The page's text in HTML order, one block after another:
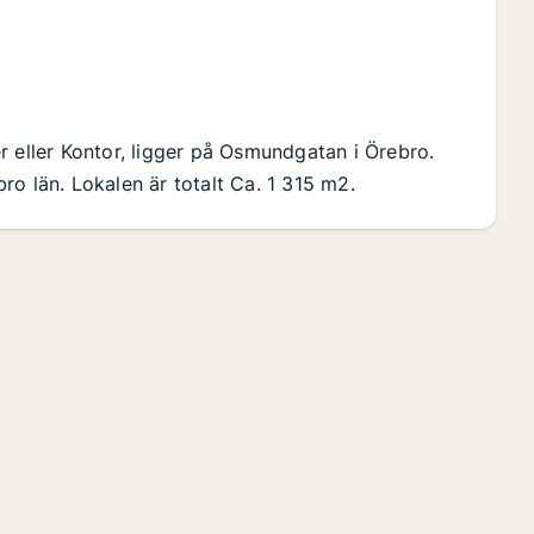
eller Kontor, ligger på Osmundgatan i Örebro.
län. Lokalen är totalt Ca. 1 315 m2.